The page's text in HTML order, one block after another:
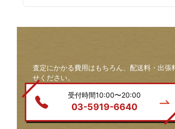
査定にかかる費用はもちろん、配送料・出
せください。
受付時間10:00〜20:00
03-5919-6640